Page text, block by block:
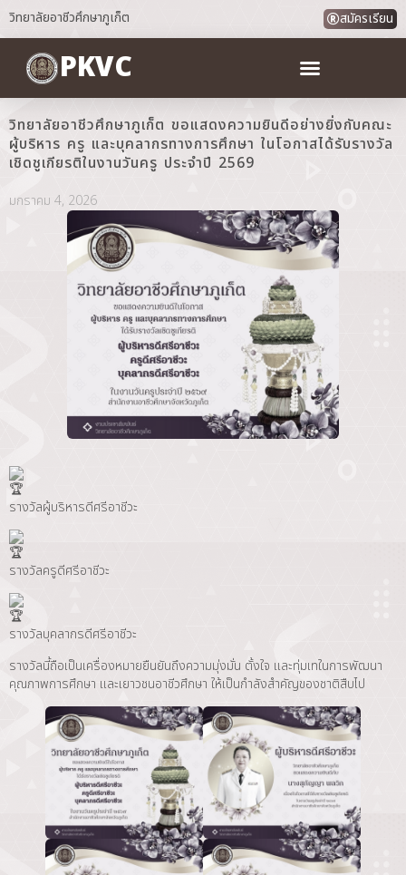
วิทยาลัยอาชีวศึกษาภูเก็ต สมัครเรียน
PKVC
วิทยาลัยอาชีวศึกษาภูเก็ต ขอแสดงความยินดีอย่างยิ่งกับคณะ
ผู้บริหาร ครู และบุคลากรทางการศึกษา ในโอกาสได้รับรางวัล
เชิดชูเกียรติในงานวันครู ประจำปี 2569
มกราคม 4, 2026
รางวัลผู้บริหารดีศรีอาชีวะ
รางวัลครูดีศรีอาชีวะ
รางวัลบุคลากรดีศรีอาชีวะ
รางวัลนี้ถือเป็นเครื่องหมายยืนยันถึงความมุ่งมั่น ตั้งใจ และทุ่มเทในการพัฒนา
คุณภาพการศึกษา และเยาวชนอาชีวศึกษา ให้เป็นกำลังสำคัญของชาติสืบไป